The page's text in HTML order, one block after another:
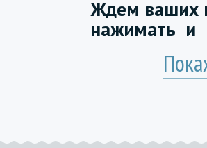
Ждем ваших
нажимать и